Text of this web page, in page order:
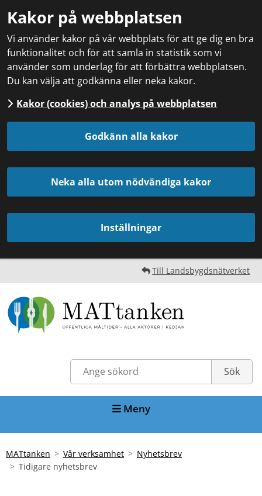
Kakor på webbplatsen
Vi använder kakor på vår webbplats för att ge dig en bra
funktionalitet och för att samla in statistik som vi
använder som underlag för att förbättra webbplatsen.
Du kan välja att godkänna eller neka kakor.
Kakor (cookies) och analys på webbplatsen
Godkänn alla kakor
Neka alla utom nödvändiga kakor
Inställningar
Till Landsbygdsnätverket
Meny
MATtanken Vår verksamhet
Nyhetsbrev
Tidigare nyhetsbrev